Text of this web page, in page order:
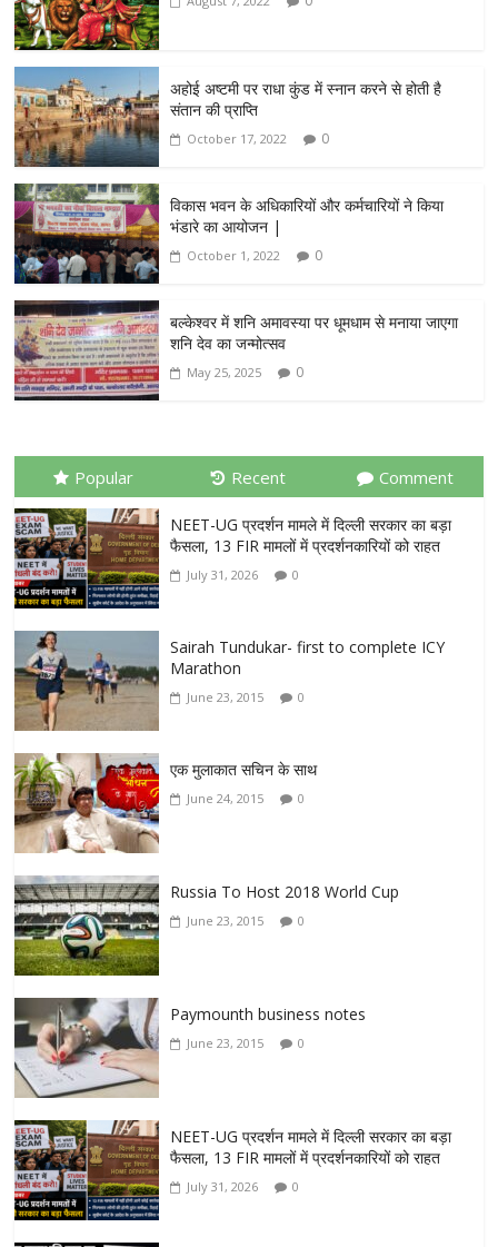
अहोई अष्टमी पर राधा कुंड में स्नान करने से होती है
संतान की प्राप्ति
October 17, 2022 0
विकास भवन के अधिकारियों और कर्मचारियों ने किया
भंडारे का आयोजन |
October 1, 2022 0
बल्केश्वर में शनि अमावस्या पर धूमधाम से मनाया जाएगा
शनि देव का जन्मोत्सव
May 25, 2025 0
Popular Recent Comment
NEET-UG प्रदर्शन मामले में दिल्ली सरकार का बड़ा
फैसला, 13 FIR मामलों में प्रदर्शनकारियों को राहत
July 31, 2026 0
Sairah Tundukar- first to complete ICY
Marathon
June 23, 2015 0
एक मुलाकात सचिन के साथ
June 24, 2015 0
Russia To Host 2018 World Cup
June 23, 2015 0
Paymounth business notes
June 23, 2015 0
NEET-UG प्रदर्शन मामले में दिल्ली सरकार का बड़ा
फैसला, 13 FIR मामलों में प्रदर्शनकारियों को राहत
July 31, 2026 0